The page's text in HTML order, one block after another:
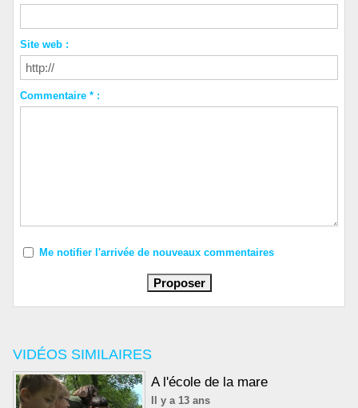
VIDÉOS SIMILAIRES
A l'école de la mare
Il y a 13 ans
Site web :
Commentaire * :
Me notifier l'arrivée de nouveaux commentaires